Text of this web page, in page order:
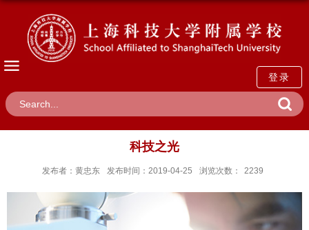
登录
科技之光
发布者：黄忠东 发布时间：2019-04-25 浏览次数： 2239